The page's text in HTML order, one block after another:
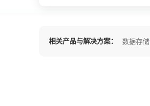
相关产品与解决方案： 数据存储